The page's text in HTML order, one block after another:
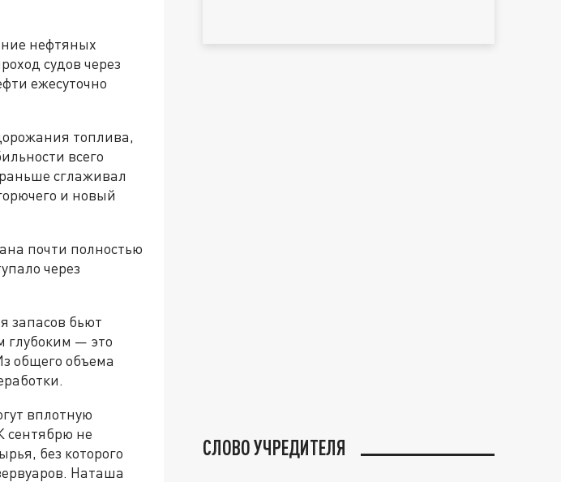
нефтяных
судов через
ежесуточно
топлива,
всего
сглаживал
и новый
почти полностью
через
запасов бьют
глубоким — это
общего объема
вплотную
сентябрю не
без которого
Наташа
СЛОВО УЧРЕДИТЕЛЯ